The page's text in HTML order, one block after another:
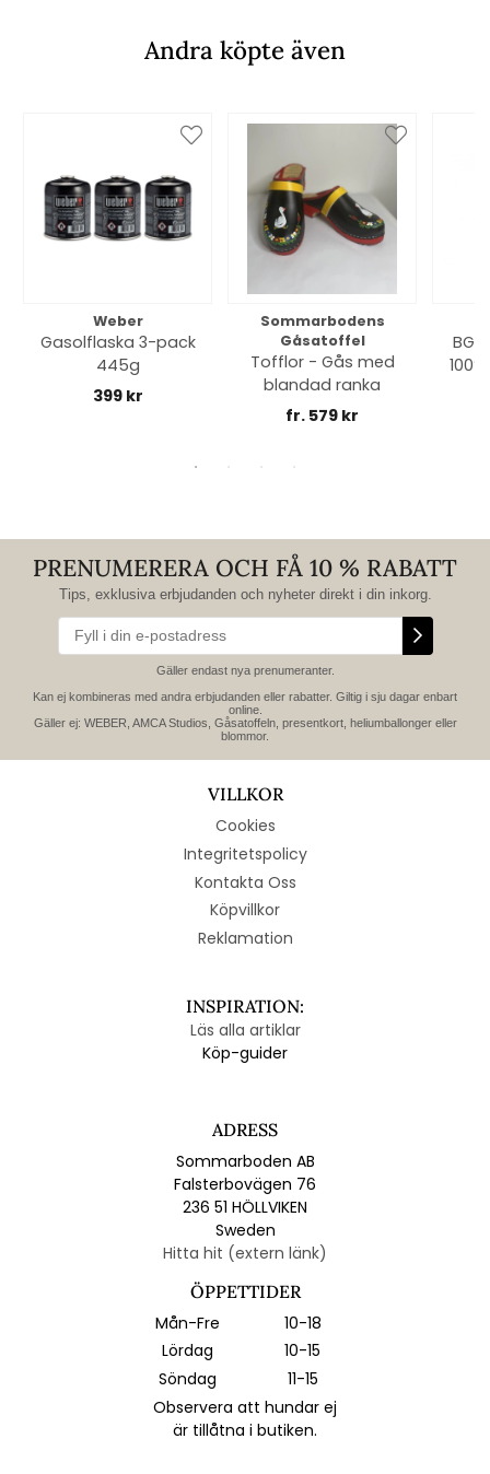
Andra köpte även
Weber
Gasolflaska 3-pack
445g
399 kr
Sommarbodens
Gåsatoffel
Tofflor - Gås med
blandad ranka
fr. 579 kr
PRENUMERERA OCH FÅ 10 % RABATT
Tips, exklusiva erbjudanden och nyheter direkt i din inkorg.
Gäller endast nya prenumeranter.
Kan ej kombineras med andra erbjudanden eller rabatter. Giltig i sju dagar enbart
online.
Gäller ej: WEBER, AMCA Studios, Gåsatoffeln, presentkort, heliumballonger eller
blommor.
VILLKOR
Cookies
Integritetspolicy
Kontakta Oss
Köpvillkor
Reklamation
INSPIRATION:
Läs alla artiklar
Köp-guider
ADRESS
Sommarboden AB
Falsterbovägen 76
236 51 HÖLLVIKEN
Sweden
Hitta hit (extern länk)
ÖPPETTIDER
Mån-Fre
10-18
Lördag
10-15
Söndag
11-15
Observera att hundar ej
är tillåtna i butiken.